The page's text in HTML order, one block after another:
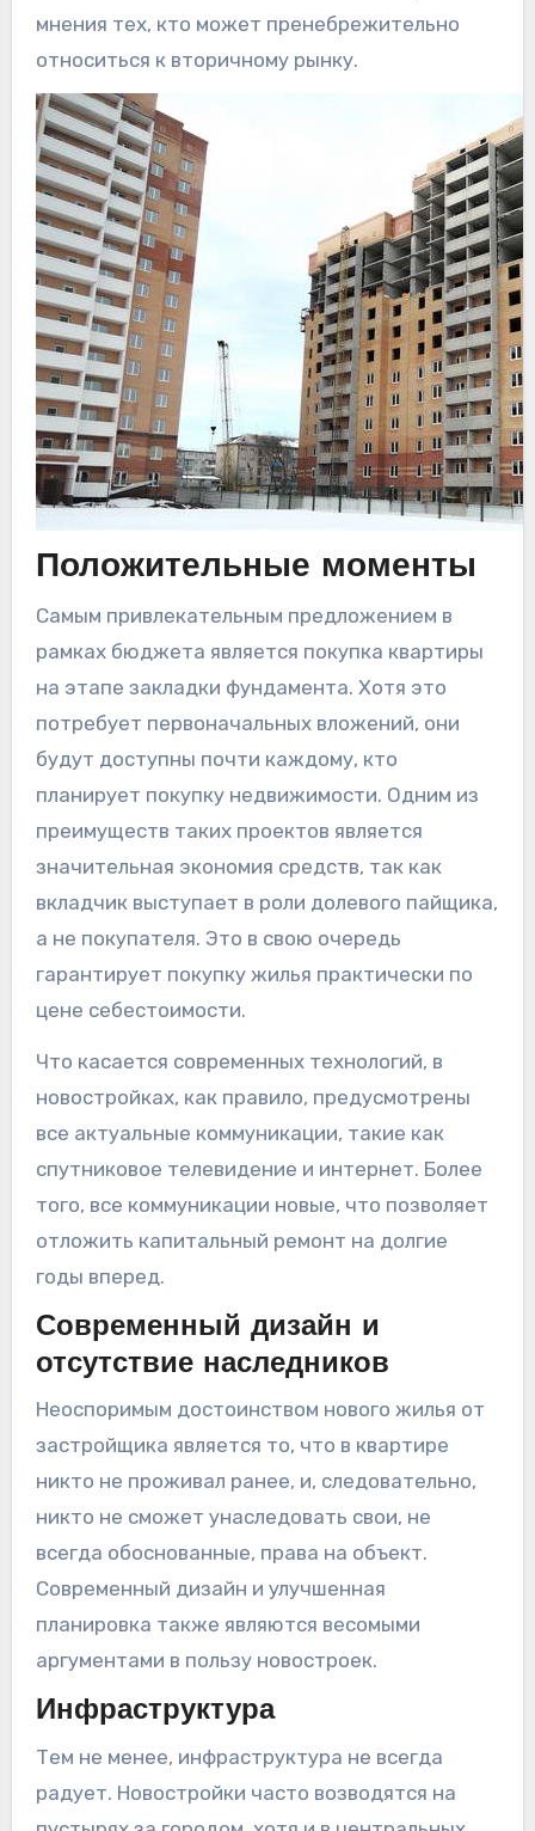
мнения тех, кто может пренебрежительно
относиться к вторичному рынку.
Положительные моменты
Самым привлекательным предложением в
рамках бюджета является покупка квартиры
на этапе закладки фундамента. Хотя это
потребует первоначальных вложений, они
будут доступны почти каждому, кто
планирует покупку недвижимости. Одним из
преимуществ таких проектов является
значительная экономия средств, так как
вкладчик выступает в роли долевого пайщика,
а не покупателя. Это в свою очередь
гарантирует покупку жилья практически по
цене себестоимости.
Что касается современных технологий, в
новостройках, как правило, предусмотрены
все актуальные коммуникации, такие как
спутниковое телевидение и интернет. Более
того, все коммуникации новые, что позволяет
отложить капитальный ремонт на долгие
годы вперед.
Современный дизайн и
отсутствие наследников
Неоспоримым достоинством нового жилья от
застройщика является то, что в квартире
никто не проживал ранее, и, следовательно,
никто не сможет унаследовать свои, не
всегда обоснованные, права на объект.
Современный дизайн и улучшенная
планировка также являются весомыми
аргументами в пользу новостроек.
Инфраструктура
Тем не менее, инфраструктура не всегда
радует. Новостройки часто возводятся на